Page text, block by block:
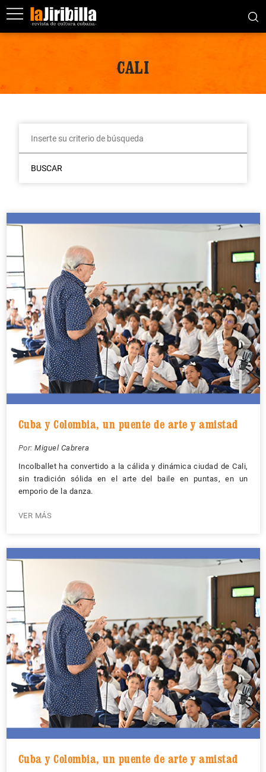
CALI
BUSCAR
Cuba y Colombia, un puente de arte y amistad
Por: Miguel Cabrera
Incolballet ha convertido a la cálida y dinámica ciudad de Cali,
sin tradición sólida en el arte del baile en puntas, en un
emporio de la danza.
VER MÁS
Cuba y Colombia, un puente de arte y amistad